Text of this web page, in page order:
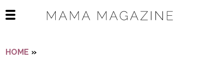
Open het mobiele menu
HOME »